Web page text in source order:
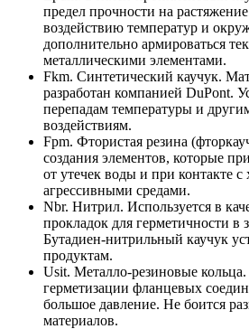
предел прочности на
воздействию температур и
дополнительно армироваться
металлическими элементами.
Fkm. Синтетический каучук.
разработан компанией DuPont.
перепадам температуры и
воздействиям.
Fpm. Фтористая резина
создания элементов, которые
от утечек воды и при контакте с
агрессивными средами.
Nbr. Нитрил. Используется в
прокладок для герметичности в
Бутадиен-нитрильный каучук
продуктам.
Usit. Металло-резиновые
герметизации фланцевых
большое давление. Не боится
материалов.